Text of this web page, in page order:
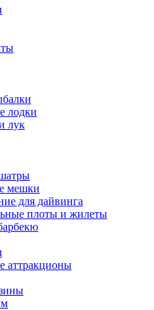
лодки
лук
мешки
для дайвинга
плоты и жилеты
аттракционы